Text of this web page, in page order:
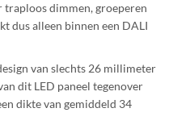
dimmen, groeperen
dus alleen binnen een DALI
van slechts 26 millimeter
dit LED paneel tegenover
dikte van gemiddeld 34